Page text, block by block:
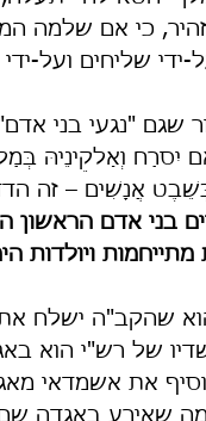
כי אם שלמה
שליחים ועל-ידי
"נגעי בני אדם"
יִסרַח וְאַלקֵינֵיהּ
אֲנָשִׁים – זה הדד
בני אדם
ויולדות
שהקב"ה ישלח
של רש"י הוא
את אשמדאי
שאירע באגדה